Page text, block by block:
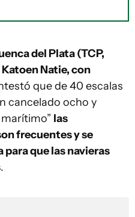
del Plata (TCP,
Natie, con
que de 40 escalas
cancelado ocho y
las
frecuentes y se
que las navieras
.